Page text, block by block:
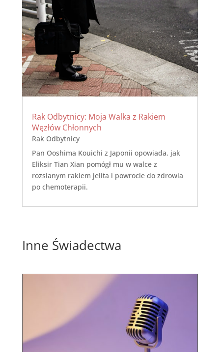
Rak Odbytnicy: Moja Walka z Rakiem
Węzłów Chłonnych
Rak Odbytnicy
Pan Ooshima Kouichi z Japonii opowiada, jak
Eliksir Tian Xian pomógł mu w walce z
rozsianym rakiem jelita i powrocie do zdrowia
po chemoterapii.
Inne Świadectwa